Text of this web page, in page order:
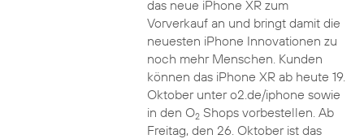
das neue iPhone XR zum
Vorverkauf an und bringt damit die
neuesten iPhone Innovationen zu
noch mehr Menschen. Kunden
können das iPhone XR ab heute 19.
Oktober unter o2.de/iphone sowie
in den O2Shops vorbestellen. Ab
Freitag, den 26. Oktober ist das